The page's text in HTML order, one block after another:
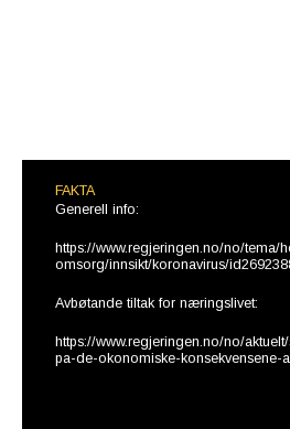
FAKTA
Generell info:
https://www.regjeringen.no/no/tema/
omsorg/innsikt/koronavirus/
Avbøtande tiltak for næringslivet:
https://www.regjeringen.no/no/
pa-de-okonomiske-konsekvensene-